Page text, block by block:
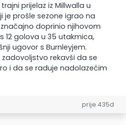
prijelaz iz Millwalla u
je prošle sezone igrao na
doprinio njihovom
12 golova u 35 utakmica,
ugovor s Burnleyjem.
rekavši da se
i da se raduje nadolazećim
prije 435d